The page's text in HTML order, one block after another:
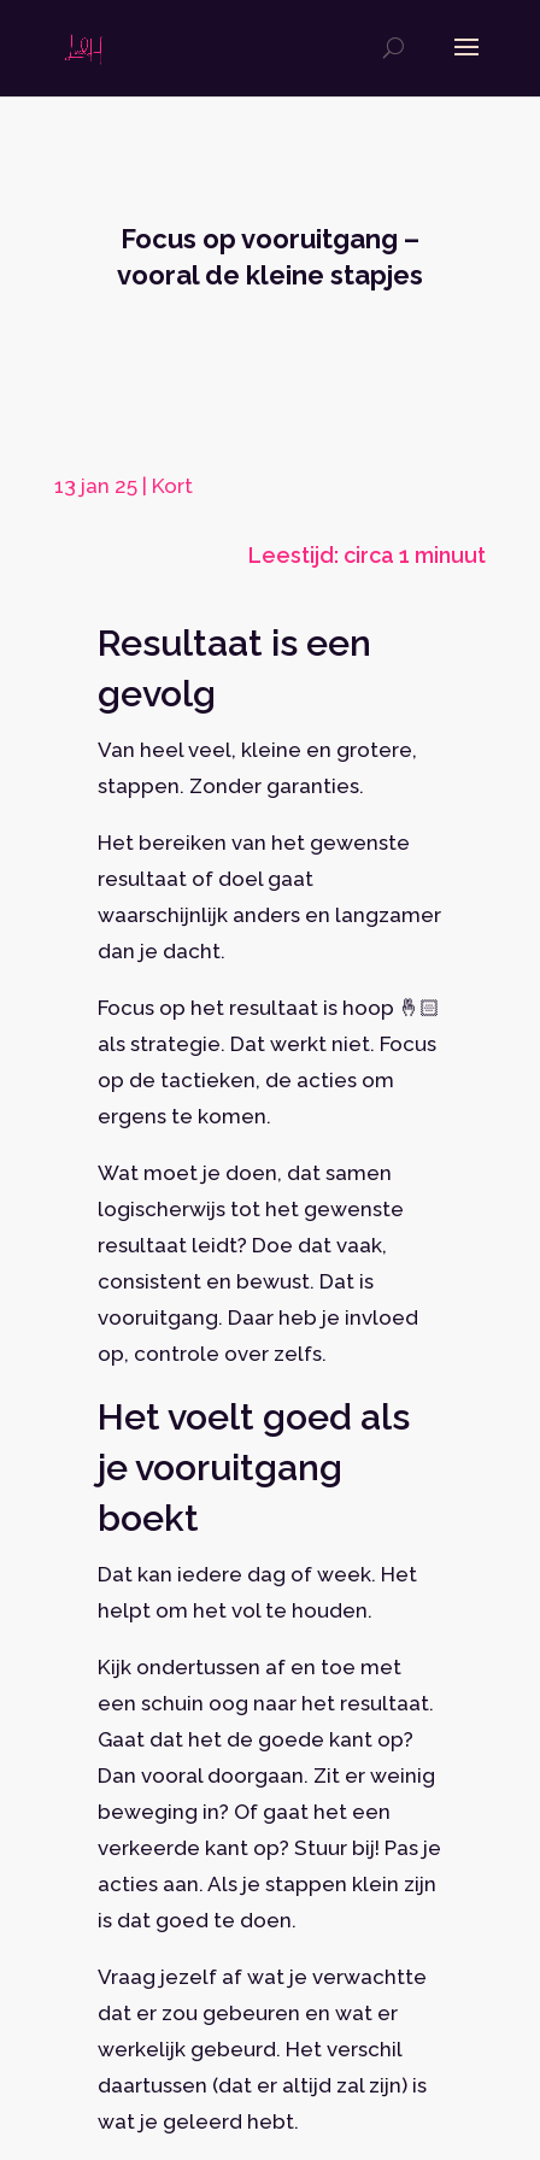
Focus op vooruitgang –
vooral de kleine stapjes
13 jan 25| Kort
Leestijd: circa 1 minuut
Resultaat is een
gevolg
Van heel veel, kleine en grotere,
stappen. Zonder garanties.
Het bereiken van het gewenste
resultaat of doel gaat
waarschijnlijk anders en langzamer
dan je dacht.
Focus op het resultaat is hoop 🤞🏻
als strategie. Dat werkt niet. Focus
op de tactieken, de acties om
ergens te komen.
Wat moet je doen, dat samen
logischerwijs tot het gewenste
resultaat leidt? Doe dat vaak,
consistent en bewust. Dat is
vooruitgang. Daar heb je invloed
op, controle over zelfs.
Het voelt goed als
je vooruitgang
boekt
Dat kan iedere dag of week. Het
helpt om het vol te houden.
Kijk ondertussen af en toe met
een schuin oog naar het resultaat.
Gaat dat het de goede kant op?
Dan vooral doorgaan. Zit er weinig
beweging in? Of gaat het een
verkeerde kant op? Stuur bij! Pas je
acties aan. Als je stappen klein zijn
is dat goed te doen.
Vraag jezelf af wat je verwachtte
dat er zou gebeuren en wat er
werkelijk gebeurd. Het verschil
daartussen (dat er altijd zal zijn) is
wat je geleerd hebt.